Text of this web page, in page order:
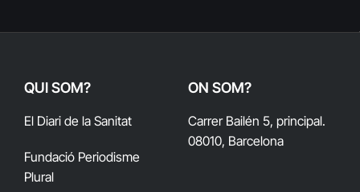
QUI SOM?
El Diari de la Sanitat
Fundació Periodisme
Plural
ON SOM?
Carrer Bailén 5, principal.
08010, Barcelona